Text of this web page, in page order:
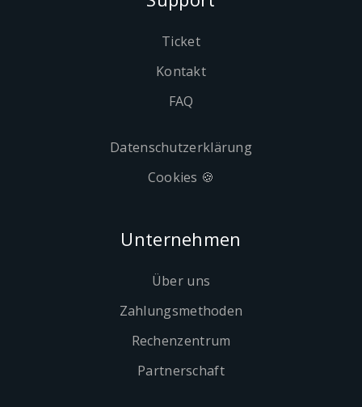
Ticket
Kontakt
FAQ
Datenschutzerklärung
Cookies 🍪
Unternehmen
Über uns
Zahlungsmethoden
Rechenzentrum
Partnerschaft